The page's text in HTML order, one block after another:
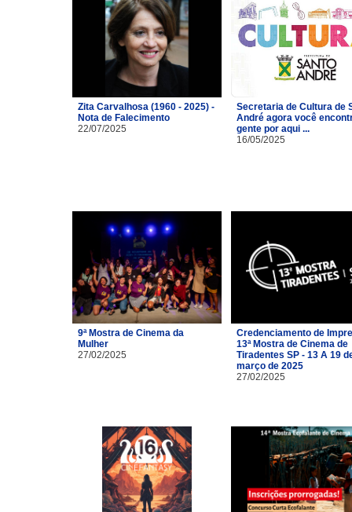
Zita Carvalhosa (1960 - 2025) -
Nota de Falecimento
22/07/2025
Secretaria de Cultura de
André agora você
gente por aqui ...
16/05/2025
9ª Mostra de Cinema da
Mulher
27/02/2025
Credenciamento de
13ª Mostra de Cinema de
Tiradentes SP - 13 A 19
março de 2025
27/02/2025